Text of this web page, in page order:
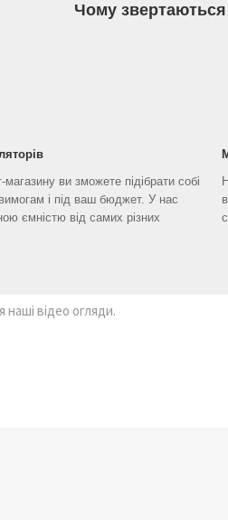
Чому
магазину ви зможете підібрати собі
і під ваш бюджет. У нас
ємністю від самих різних
відео огляди.